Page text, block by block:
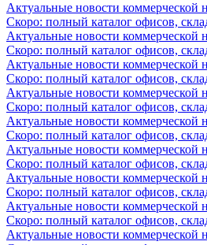
Актуальные новости коммерческой
Скоро: полный каталог офисов,
Актуальные новости коммерческой
Скоро: полный каталог офисов,
Актуальные новости коммерческой
Скоро: полный каталог офисов,
Актуальные новости коммерческой
Скоро: полный каталог офисов,
Актуальные новости коммерческой
Скоро: полный каталог офисов,
Актуальные новости коммерческой
Скоро: полный каталог офисов,
Актуальные новости коммерческой
Скоро: полный каталог офисов,
Актуальные новости коммерческой
Скоро: полный каталог офисов,
Актуальные новости коммерческой